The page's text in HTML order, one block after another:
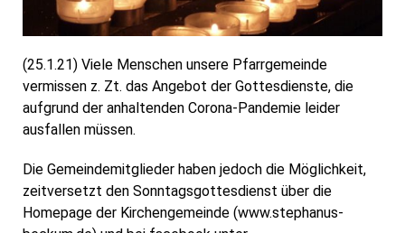
(25.1.21) Viele Menschen unsere Pfarrgemeinde
vermissen z. Zt. das Angebot der Gottesdienste, die
aufgrund der anhaltenden Corona-Pandemie leider
ausfallen müssen.
Die Gemeindemitglieder haben jedoch die Möglichkeit,
zeitversetzt den Sonntagsgottesdienst über die
Homepage der Kirchengemeinde (www.stephanus-